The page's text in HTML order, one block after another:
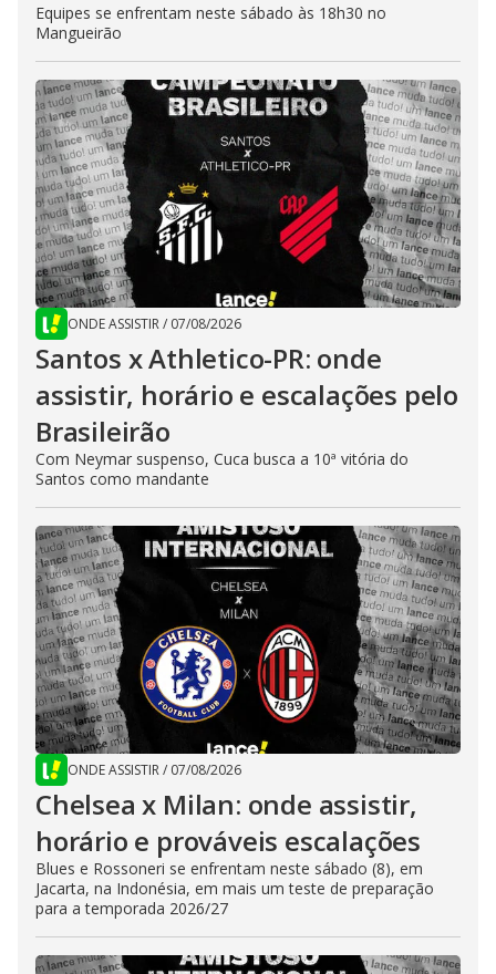
Equipes se enfrentam neste sábado às 18h30 no
Mangueirão
ONDE ASSISTIR/ 07/08/2026
Santos x Athletico-PR: onde
assistir, horário e escalações pelo
Brasileirão
Com Neymar suspenso, Cuca busca a 10ª vitória do
Santos como mandante
ONDE ASSISTIR/ 07/08/2026
Chelsea x Milan: onde assistir,
horário e prováveis escalações
Blues e Rossoneri se enfrentam neste sábado (8), em
Jacarta, na Indonésia, em mais um teste de preparação
para a temporada 2026/27